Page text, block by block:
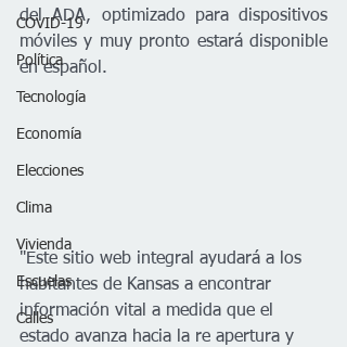
COVID-19
Política
Tecnología
Economía
Elecciones
Clima
Vivienda
Escuelas
Calles
del ADA, optimizado para dispositivos
móviles y muy pronto estará disponible
en español.
"Este sitio web integral ayudará a los
habitantes de Kansas a encontrar
información vital a medida que el
estado avanza hacia la re apertura y